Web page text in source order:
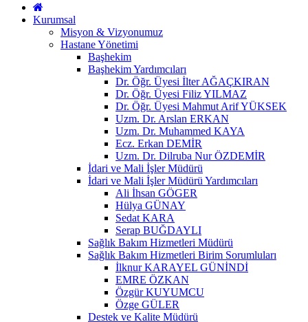
Kurumsal
Misyon & Vizyonumuz
Hastane Yönetimi
Başhekim
Başhekim Yardımcıları
Dr. Öğr. Üyesi İlter AĞAÇKIRAN
Dr. Öğr. Üyesi Filiz YILMAZ
Dr. Öğr. Üyesi Mahmut Arif YÜKSEK
Uzm. Dr. Arslan ERKAN
Uzm. Dr. Muhammed KAYA
Ecz. Erkan DEMİR
Uzm. Dr. Dilruba Nur ÖZDEMİR
İdari ve Mali İşler Müdürü
İdari ve Mali İşler Müdürü Yardımcıları
Ali İhsan GÖGER
Hülya GÜNAY
Sedat KARA
Serap BUĞDAYLI
Sağlık Bakım Hizmetleri Müdürü
Sağlık Bakım Hizmetleri Birim Sorumluları
İlknur KARAYEL GÜNİNDİ
EMRE ÖZKAN
Özgür KUYUMCU
Özge GÜLER
Destek ve Kalite Müdürü